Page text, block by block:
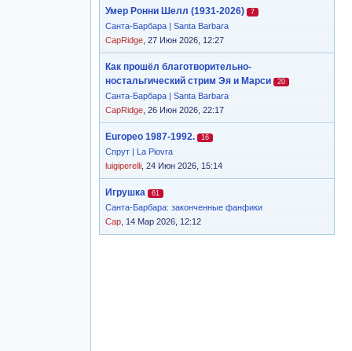
Умер Ронни Шелл (1931-2026) 7
Санта-Барбара | Santa Barbara
CapRidge , 27 Июн 2026, 12:27
Как прошёл благотворительно-
ностальгический стрим Эя и Марси
20
Санта-Барбара | Santa Barbara
CapRidge , 26 Июн 2026, 22:17
Europeo 1987-1992. 16
Спрут | La Piovra
luigiperelli , 24 Июн 2026, 15:14
Игрушка 61
Санта-Барбара: законченные фанфики
Cap , 14 Мар 2026, 12:12